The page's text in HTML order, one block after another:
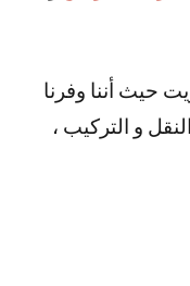
حيث أننا وفرنا
و التركيب ،